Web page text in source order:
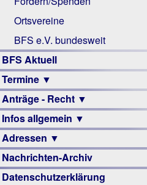
Links
Ortsvereine
BFS e.V. bundesweit
BFS Aktuell
Termine ▼
Veranstaltungsprogramme
Anträge - Recht ▼
Archiv
Urteile
Infos allgemein ▼
Sehbehinderung
Frühförderung
Schule
Adressen ▼
Augenoptiker
Berufsbildungswerke
Nachrichten-Archiv
Datenschutzerklärung